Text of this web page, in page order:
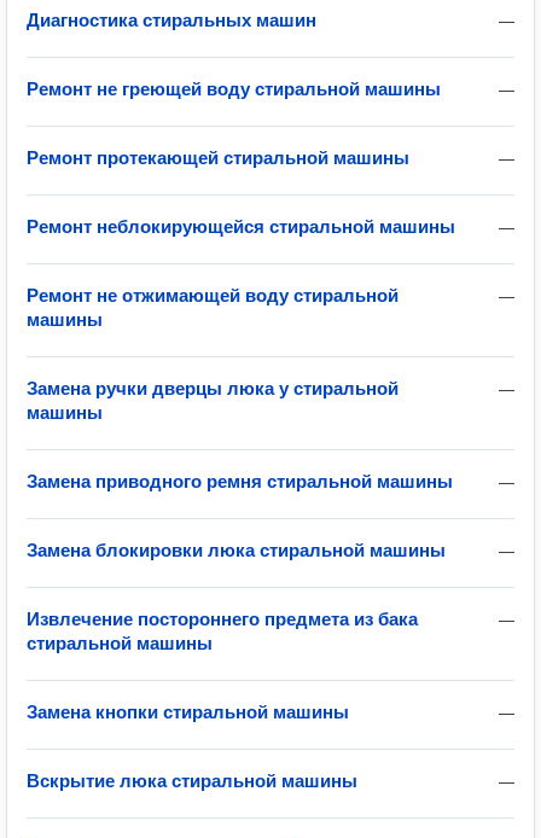
—
Диагностика стиральных машин
—
Ремонт не греющей воду стиральной машины
—
Ремонт протекающей стиральной машины
—
Ремонт неблокирующейся стиральной машины
—
Ремонт не отжимающей воду стиральной
машины
—
Замена ручки дверцы люка у стиральной
машины
—
Замена приводного ремня стиральной машины
—
Замена блокировки люка стиральной машины
—
Извлечение постороннего предмета из бака
стиральной машины
—
Замена кнопки стиральной машины
—
Вскрытие люка стиральной машины